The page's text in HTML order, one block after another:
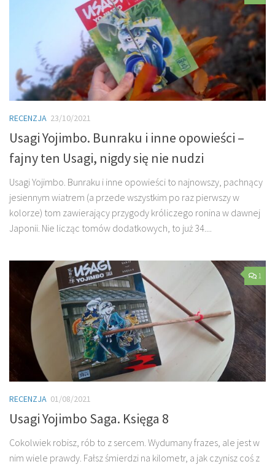
RECENZJA 23/10/2021
Usagi Yojimbo. Bunraku i inne opowieści –
fajny ten Usagi, nigdy się nie nudzi
Usagi Yojimbo. Bunraku i inne opowieści to najnowszy, pachnący
jesiennym wiatrem (a przede wszystkim po raz pierwszy w
kolorze) tom zawierający przygody króliczego ronina w dawnej
Japonii. Nie licząc tomów dodatkowych, to już 34....
1
RECENZJA 01/08/2021
Usagi Yojimbo Saga. Księga 8
Cokolwiek robisz, rób to z sercem. Wydumany frazes, ale jest w
nim wiele prawdy. Fałsz śmierdzi na kilometr, a jak czynisz coś z